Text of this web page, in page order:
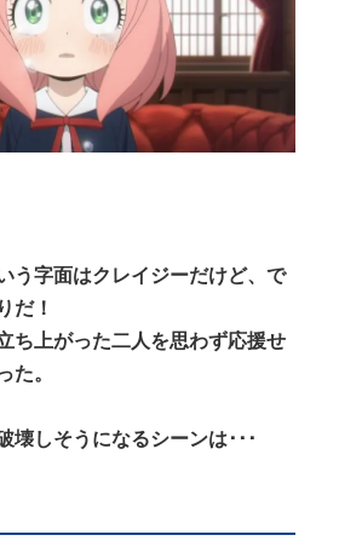
う字面はクレイジーだけど、で
だ！
ち上がった二人を思わず応援せ
た。
壊しそうになるシーンは･･･